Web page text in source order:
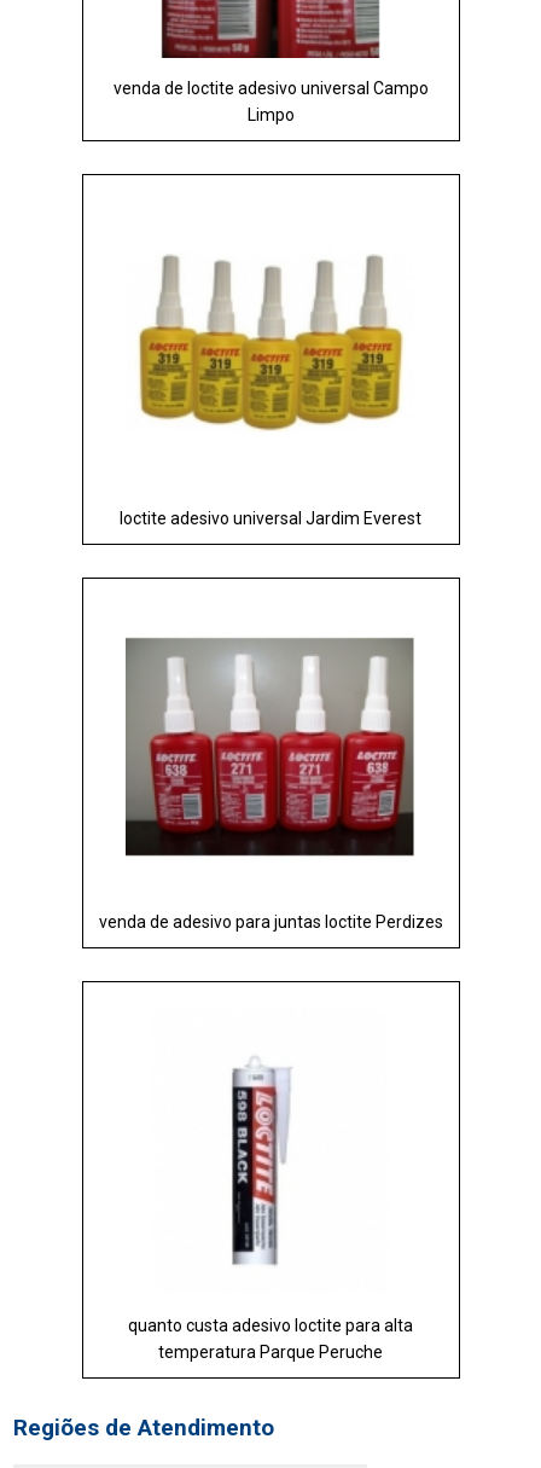
venda de loctite adesivo universal Campo
Limpo
loctite adesivo universal Jardim Everest
venda de adesivo para juntas loctite Perdizes
quanto custa adesivo loctite para alta
temperatura Parque Peruche
Regiões de Atendimento